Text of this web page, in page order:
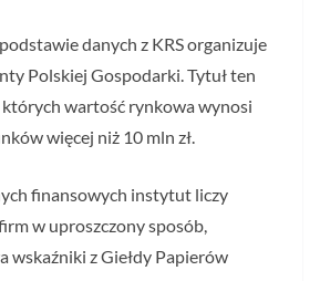
danych z KRS organizuje
Polskiej Gospodarki. Tytuł ten
wartość rynkowa wynosi
więcej niż 10 mln zł.
finansowych instytut liczy
w uproszczony sposób,
wskaźniki z Giełdy Papierów